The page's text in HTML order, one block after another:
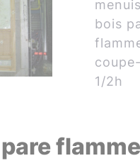
bois
1/2h